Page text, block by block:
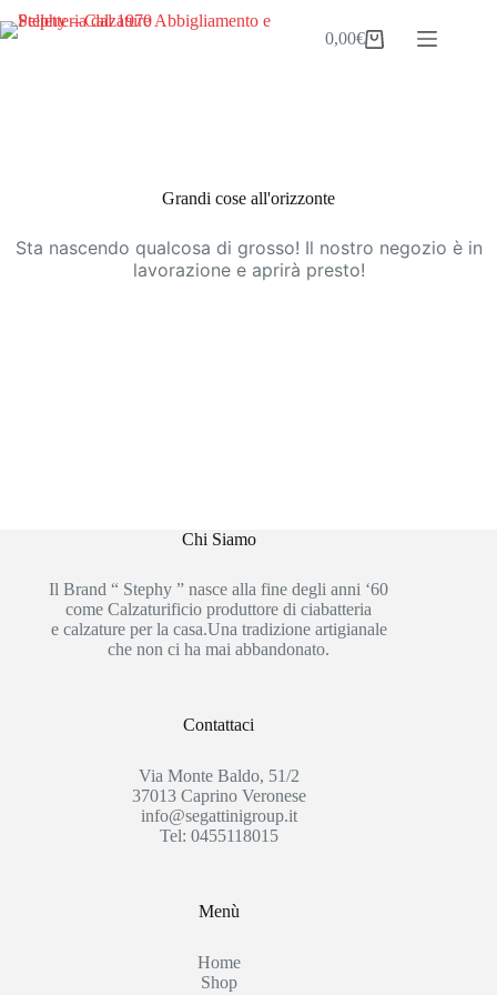
al
Carrello
0,00€
Grandi cose all'orizzonte
Sta nascendo qualcosa di grosso! Il nostro negozio è in
lavorazione e aprirà presto!
Chi Siamo
Il Brand “ Stephy ” nasce alla fine degli anni ‘60
come Calzaturificio produttore di ciabatteria
e calzature per la casa.Una tradizione artigianale
che non ci ha mai abbandonato.
Contattaci
Via Monte Baldo, 51/2
37013 Caprino Veronese
info@segattinigroup.it
Tel: 0455118015
Menù
Home
Shop